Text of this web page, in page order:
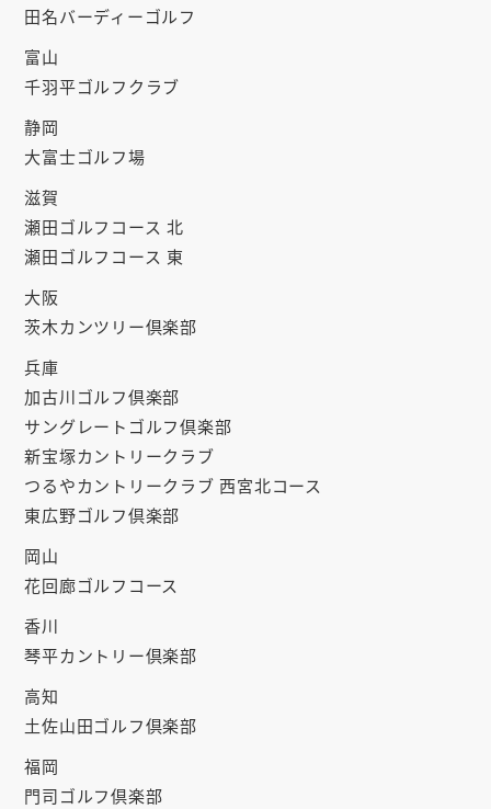
田名バーディーゴルフ
富山
千羽平ゴルフクラブ
静岡
大富士ゴルフ場
滋賀
瀬田ゴルフコース 北
瀬田ゴルフコース 東
大阪
茨木カンツリー倶楽部
兵庫
加古川ゴルフ倶楽部
サングレートゴルフ倶楽部
新宝塚カントリークラブ
つるやカントリークラブ 西宮北コース
東広野ゴルフ倶楽部
岡山
花回廊ゴルフコース
香川
琴平カントリー倶楽部
高知
土佐山田ゴルフ倶楽部
福岡
門司ゴルフ倶楽部